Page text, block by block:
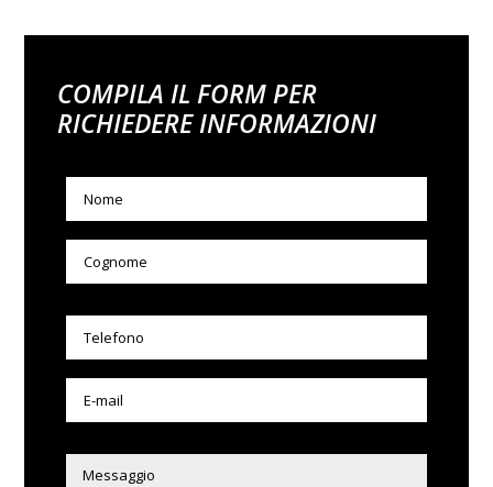
COMPILA IL FORM PER
RICHIEDERE INFORMAZIONI